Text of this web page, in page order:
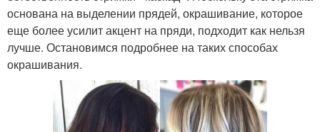
основана на выделении прядей, окрашивание, которое
еще более усилит акцент на пряди, подходит как нельзя
лучше. Остановимся подробнее на таких способах
окрашивания.